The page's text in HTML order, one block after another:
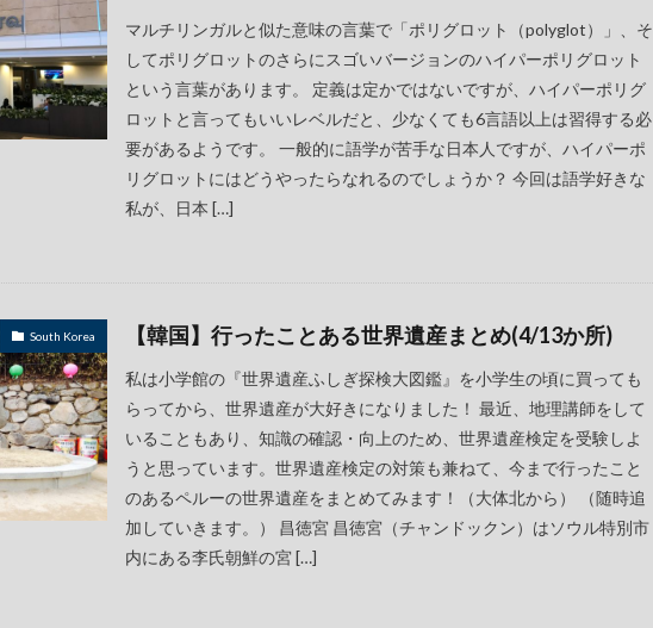
マルチリンガルと似た意味の言葉で「ポリグロット（polyglot）」、そ
してポリグロットのさらにスゴいバージョンのハイパーポリグロット
という言葉があります。 定義は定かではないですが、ハイパーポリグ
ロットと言ってもいいレベルだと、少なくても6言語以上は習得する必
要があるようです。 一般的に語学が苦手な日本人ですが、ハイパーポ
リグロットにはどうやったらなれるのでしょうか？ 今回は語学好きな
私が、日本 […]
South Korea 【韓国】行ったことある世界遺産まとめ(4/13か所)
私は小学館の『世界遺産ふしぎ探検大図鑑』を小学生の頃に買っても
らってから、世界遺産が大好きになりました！ 最近、地理講師をして
いることもあり、知識の確認・向上のため、世界遺産検定を受験しよ
うと思っています。世界遺産検定の対策も兼ねて、今まで行ったこと
のあるペルーの世界遺産をまとめてみます！（大体北から） （随時追
加していきます。） 昌徳宮 昌徳宮（チャンドックン）はソウル特別市
内にある李氏朝鮮の宮 […]